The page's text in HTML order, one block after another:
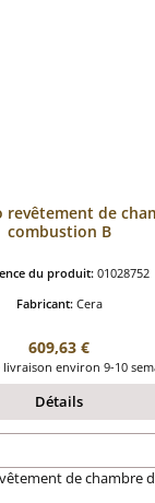
revêtement de
combustion B
du produit: 01028752
Fabricant: Cera
Prix régulier :
609,63 €
livraison environ 9-10
Détails